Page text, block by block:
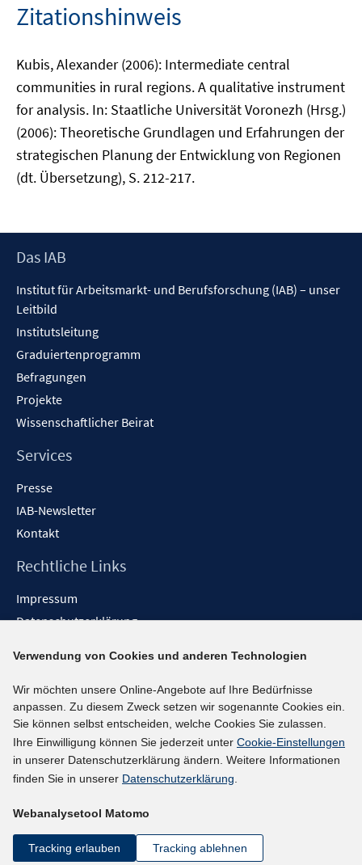
Zitationshinweis
Kubis, Alexander (2006): Intermediate central
communities in rural regions. A qualitative instrument
for analysis. In: Staatliche Universität Voronezh (Hrsg.)
(2006): Theoretische Grundlagen und Erfahrungen der
strategischen Planung der Entwicklung von Regionen
(dt. Übersetzung), S. 212-217.
Footer
Das IAB
Institut für Arbeitsmarkt- und Berufsforschung (IAB) – unser
Leitbild
Institutsleitung
Graduiertenprogramm
Befragungen
Projekte
Wissenschaftlicher Beirat
Services
Presse
IAB-Newsletter
Kontakt
Rechtliche Links
Impressum
Datenschutzerklärung
Barrieren melden
Social-Media-Kanäle
BlueSky
YouTube
LinkedIn
kununu
Netiquette
Verwendung von Cookies und anderen Technologien
Wir möchten unsere Online-Angebote auf Ihre Bedürfnisse
anpassen. Zu diesem Zweck setzen wir sogenannte Cookies ein.
Sie können selbst entscheiden, welche Cookies Sie zulassen.
Ihre Einwilligung können Sie jederzeit unter Cookie-Einstellungen
in unserer Datenschutzerklärung ändern. Weitere Informationen
finden Sie in unserer Datenschutzerklärung.
Webanalysetool Matomo
Tracking erlauben Tracking ablehnen